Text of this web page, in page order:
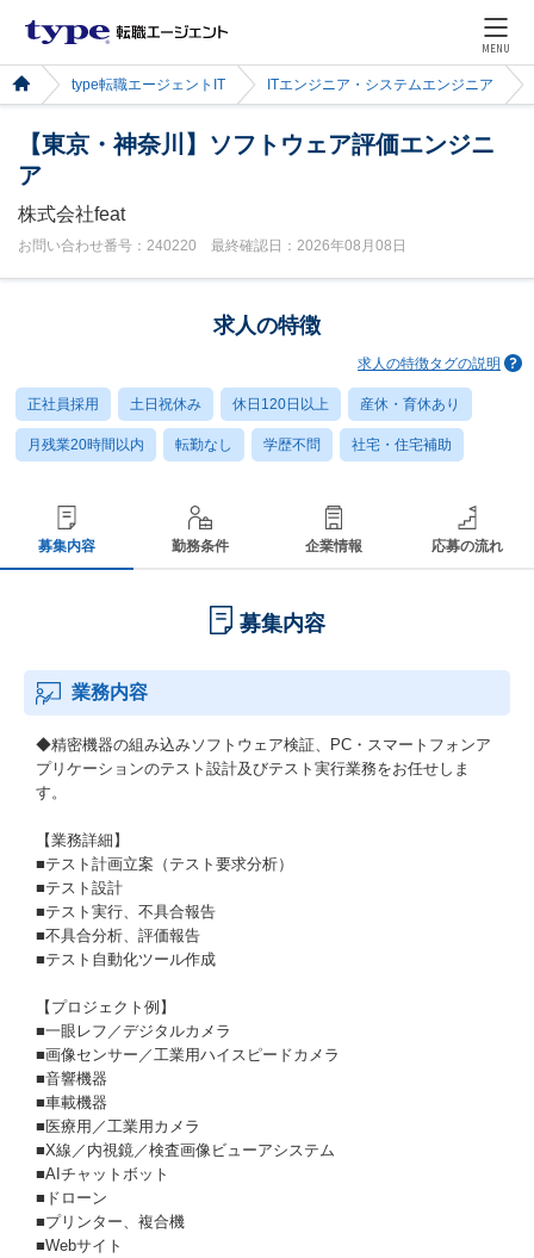
MENU
type転職エージェントIT ITエンジニア・システムエンジニア
【東京・神奈川】ソフトウェア評価エンジニ
ア
株式会社feat
お問い合わせ番号：240220 最終確認日：2026年08月08日
求人の特徴
求人の特徴タグの説明
正社員採用 土日祝休み 休日120日以上 産休・育休あり
月残業20時間以内 転勤なし 学歴不問 社宅・住宅補助
募集内容 勤務条件 企業情報 応募の流れ
募集内容
業務内容
◆精密機器の組み込みソフトウェア検証、PC・スマートフォンア
プリケーションのテスト設計及びテスト実行業務をお任せしま
す。
【業務詳細】
■テスト計画立案（テスト要求分析）
■テスト設計
■テスト実行、不具合報告
■不具合分析、評価報告
■テスト自動化ツール作成
【プロジェクト例】
■一眼レフ／デジタルカメラ
■画像センサー／工業用ハイスピードカメラ
■音響機器
■車載機器
■医療用／工業用カメラ
■X線／内視鏡／検査画像ビューアシステム
■AIチャットボット
■ドローン
■プリンター、複合機
■Webサイト